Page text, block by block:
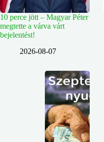
10 perce jött – Magyar Péter
megtette a várva várt
bejelentést!
2026-08-07